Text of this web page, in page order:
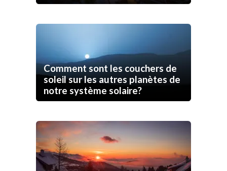
Comment sont les couchers de
soleil sur les autres planètes de
notre système solaire?